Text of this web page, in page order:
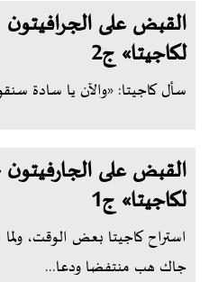
القبض على الجرافيتون
لكاجيتا» ج2
سأل كاجيتا: «والآن يا سادة
القبض على الجارفيتون
لكاجيتا» ج1
استراح كاجيتا بعض الوقت،
جاك هب منتفضا ودعا...